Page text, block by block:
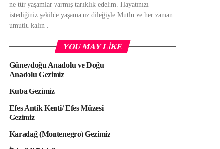
ne tür yaşamlar varmış tanıklık edelim. Hayatınızı
istediğiniz şekilde yaşamanız dileğiyle.Mutlu ve her zaman
umutlu kalın .
YOU MAY LIKE
Güneydoğu Anadolu ve Doğu
Anadolu Gezimiz
Küba Gezimiz
Efes Antik Kenti/ Efes Müzesi
Gezimiz
Karadağ (Montenegro) Gezimiz